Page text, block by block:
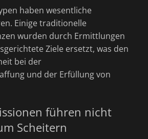
haben wesentliche
Einige traditionelle
wurden durch Ermittlungen
Ziele ersetzt, was den
bei der
und der Erfüllung von
führen nicht
Scheitern